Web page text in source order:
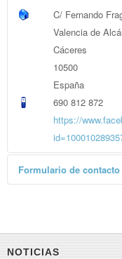
C/ Fernando
Valencia de
Cáceres
10500
España
690 812 872
https://
Formulario de contacto
Nombre*
NOTICIAS